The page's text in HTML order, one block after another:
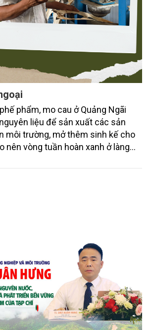
phẩm, mo cau ở Quảng Ngãi
liệu để sản xuất các sản
môi trường, mở thêm sinh kế cho
nên vòng tuần hoàn xanh ở làng
cau đã được thị trường trong nước